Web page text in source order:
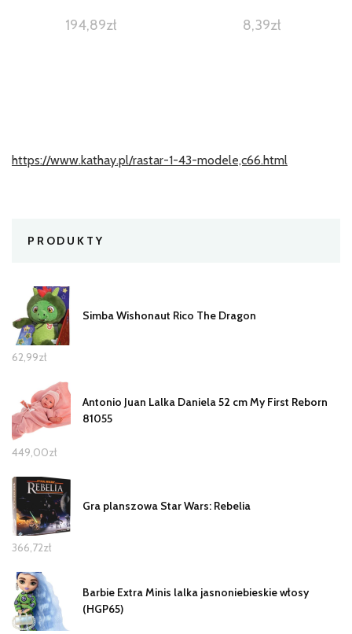
194,89zł 8,39zł
https://www.kathay.pl/rastar-1-43-modele,c66.html
PRODUKTY
Simba Wishonaut Rico The Dragon
62,99zł
Antonio Juan Lalka Daniela 52 cm My First Reborn
81055
449,00zł
Gra planszowa Star Wars: Rebelia
366,72zł
Barbie Extra Minis lalka jasnoniebieskie włosy
(HGP65)